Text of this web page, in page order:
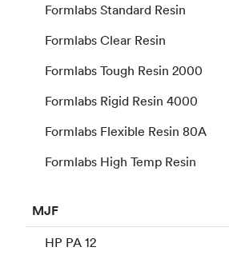
Formlabs Standard Resin
Formlabs Clear Resin
Formlabs Tough Resin 2000
Formlabs Rigid Resin 4000
Formlabs Flexible Resin 80A
Formlabs High Temp Resin
MJF
HP PA 12